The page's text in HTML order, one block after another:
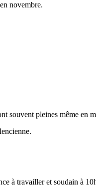
novembre.
souvent pleines même en
à travailler et soudain à